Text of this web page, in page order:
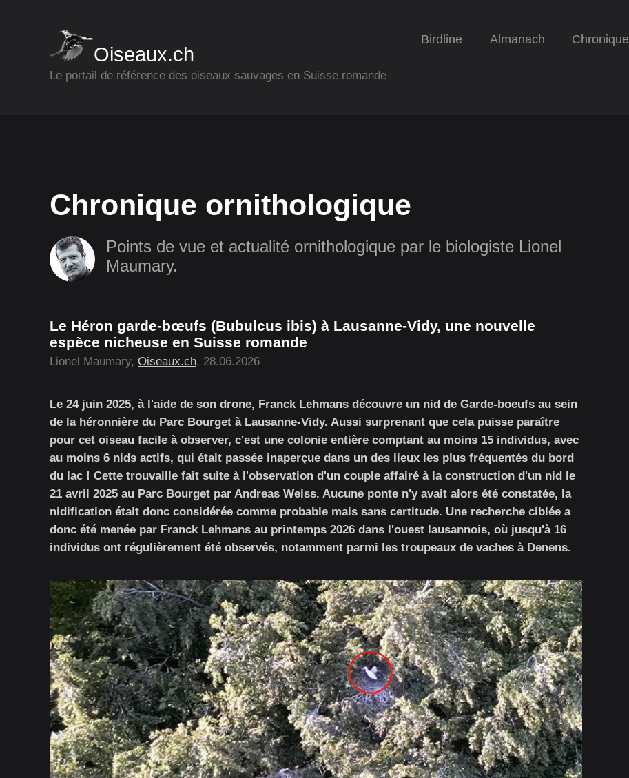
Oiseaux.ch
Le portail de référence des oiseaux sauvages en Suisse romande
Birdline Almanach Chronique
Chronique ornithologique
Points de vue et actualité ornithologique par le biologiste Lionel
Maumary.
Le Héron garde-bœufs (Bubulcus ibis) à Lausanne-Vidy, une nouvelle
espèce nicheuse en Suisse romande
Lionel Maumary, Oiseaux.ch, 28.06.2026
Le 24 juin 2025, à l'aide de son drone, Franck Lehmans découvre un nid de Garde-boeufs au sein
de la héronnière du Parc Bourget à Lausanne-Vidy. Aussi surprenant que cela puisse paraître
pour cet oiseau facile à observer, c'est une colonie entière comptant au moins 15 individus, avec
au moins 6 nids actifs, qui était passée inaperçue dans un des lieux les plus fréquentés du bord
du lac ! Cette trouvaille fait suite à l'observation d'un couple affairé à la construction d'un nid le
21 avril 2025 au Parc Bourget par Andreas Weiss. Aucune ponte n'y avait alors été constatée, la
nidification était donc considérée comme probable mais sans certitude. Une recherche ciblée a
donc été menée par Franck Lehmans au printemps 2026 dans l'ouest lausannois, où jusqu'à 16
individus ont régulièrement été observés, notamment parmi les troupeaux de vaches à Denens.